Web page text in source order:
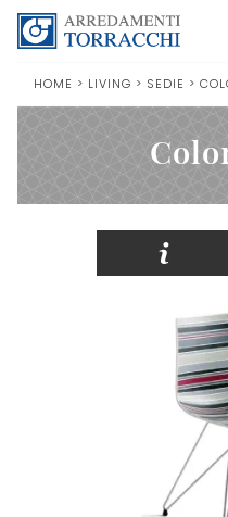
HOME > LIVING > SEDIE >